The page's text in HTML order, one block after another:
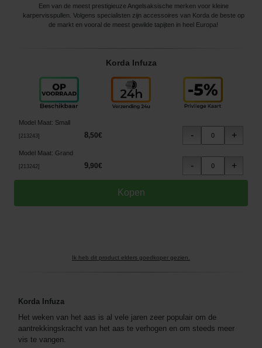
Een van de meest prestigieuze Angelsaksische merken voor kleine
karpervisspullen. Volgens specialisten zijn accessoires van Korda de beste op
de markt en vooral de meest gewilde tapijten in heel Europa!
Korda Infuza
Model Maat: Small
213243 ] 8,50€
Model Maat: Grand
213242] 9,90€
Ik heb dit product elders goedkoper gezien.
Korda Infuza
Het weken van het aas is al vele jaren zeer populair om de
aantrekkingskracht van het aas te verhogen en om steeds meer
vis te vangen.